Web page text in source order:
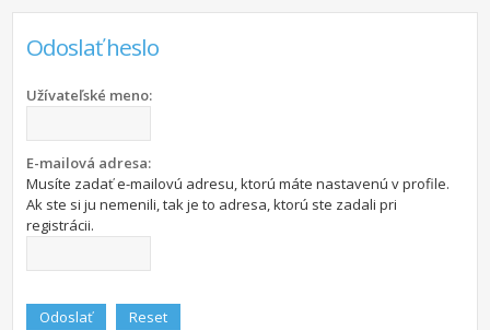
Odoslať heslo
Užívateľské meno:
E-mailová adresa:
Musíte zadať e-mailovú adresu, ktorú máte nastavenú v profile.
Ak ste si ju nemenili, tak je to adresa, ktorú ste zadali pri
registrácii.